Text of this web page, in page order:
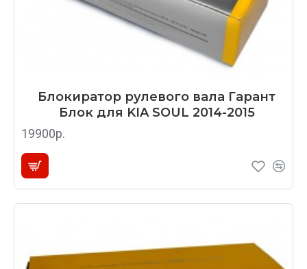
Блокиратор рулевого вала Гарант
Блок для KIA SOUL 2014-2015
19900р.